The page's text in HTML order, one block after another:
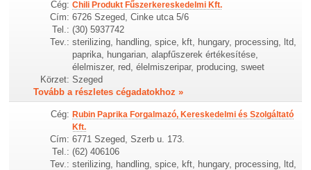
Cég: Chili Produkt Fűszerkereskedelmi Kft.
Cím: 6726 Szeged, Cinke utca 5/6
Tel.: (30) 5937742
Tev.: sterilizing, handling, spice, kft, hungary, processing, ltd,
paprika, hungarian, alapfűszerek értékesítése,
élelmiszer, red, élelmiszeripar, producing, sweet
Körzet: Szeged
Tovább a részletes cégadatokhoz »
Cég: Rubin Paprika Forgalmazó, Kereskedelmi és Szolgáltató
Kft.
Cím: 6771 Szeged, Szerb u. 173.
Tel.: (62) 406106
Tev.: sterilizing, handling, spice, kft, hungary, processing, ltd,